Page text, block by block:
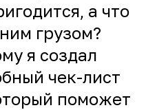
а что
грузом?
я создал
чек-лист
поможет